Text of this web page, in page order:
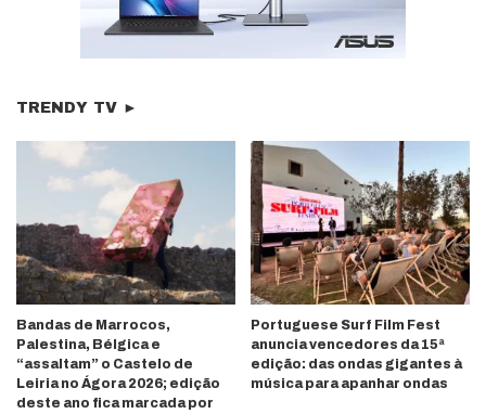
TRENDY TV ►
Bandas de Marrocos,
Palestina, Bélgica e
“assaltam” o Castelo de
Leiria no Ágora 2026; edição
deste ano fica marcada por
Portuguese Surf Film Fest
anuncia vencedores da 15ª
edição: das ondas gigantes à
música para apanhar ondas